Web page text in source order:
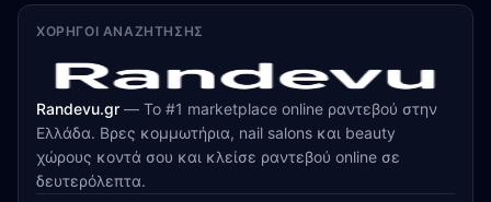
ΧΟΡΗΓΟΊ ΑΝΑΖΉΤΗΣΗΣ
Randevu.gr — Το #1 marketplace online ραντεβού στην
Ελλάδα. Βρες κομμωτήρια, nail salons και beauty
χώρους κοντά σου και κλείσε ραντεβού online σε
δευτερόλεπτα.